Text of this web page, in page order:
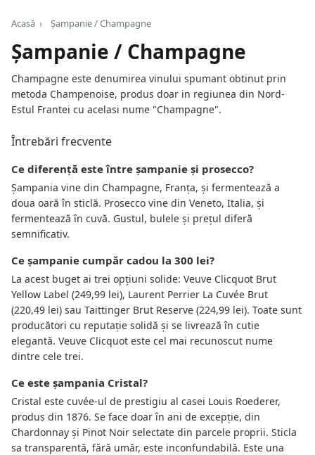
Acasă › Șampanie / Champagne
Șampanie / Champagne
Champagne este denumirea vinului spumant obtinut prin
metoda Champenoise, produs doar in regiunea din Nord-
Estul Frantei cu acelasi nume "Champagne".
Întrebări frecvente
Ce diferență este între șampanie și prosecco?
Șampania vine din Champagne, Franța, și fermentează a
doua oară în sticlă. Prosecco vine din Veneto, Italia, și
fermentează în cuvă. Gustul, bulele și prețul diferă
semnificativ.
Ce șampanie cumpăr cadou la 300 lei?
La acest buget ai trei opțiuni solide: Veuve Clicquot Brut
Yellow Label (249,99 lei), Laurent Perrier La Cuvée Brut
(220,49 lei) sau Taittinger Brut Reserve (224,99 lei). Toate sunt
producători cu reputație solidă și se livrează în cutie
elegantă. Veuve Clicquot este cel mai recunoscut nume
dintre cele trei.
Ce este șampania Cristal?
Cristal este cuvée-ul de prestigiu al casei Louis Roederer,
produs din 1876. Se face doar în ani de excepție, din
Chardonnay și Pinot Noir selectate din parcele proprii. Sticla
sa transparentă, fără umăr, este inconfundabilă. Este una